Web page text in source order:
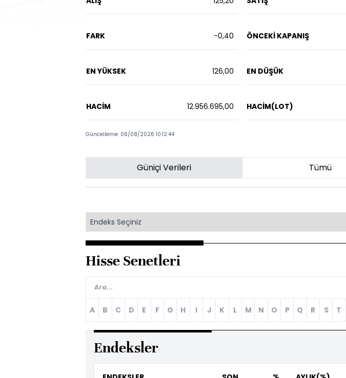
FARK -0,40 ÖNCEKİ KAPANIŞ
EN YÜKSEK 126,00 EN DÜŞÜK
HACİM 12.956.695,00 HACİM(LOT)
Güncelleme: 06/08/2026 10:12:44
Güniçi Verileri Tümü
Hisse Senetleri
A B C D E F G H I J K L M N O P Q R S T
Endeksler